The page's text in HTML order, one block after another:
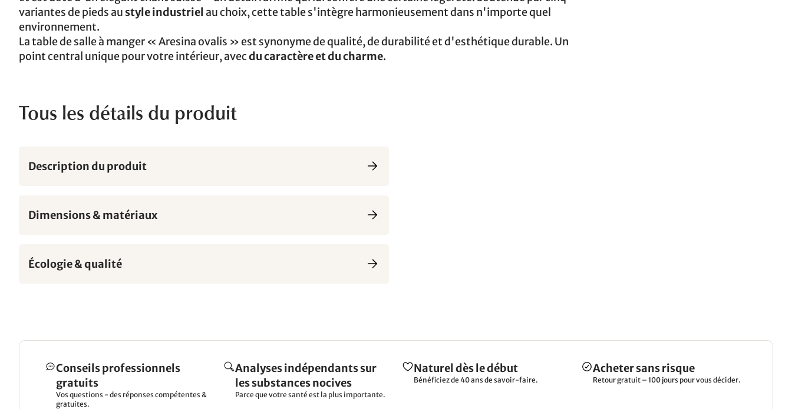
variantes de pieds au style industriel au choix, cette table s'intègre harmonieusement dans n'importe quel
environnement.
La table de salle à manger « Aresina ovalis » est synonyme de qualité, de durabilité et d'esthétique durable. Un
point central unique pour votre intérieur, avecdu caractère et du charme.
Tous les détails du produit
Description du produit
Dimensions & matériaux
Écologie & qualité
Conseils professionnels
gratuits
Vos questions - des réponses compétentes &
gratuites.
Analyses indépendants sur
les substances nocives
Parce que votre santé est la plus importante.
Naturel dès le début
Bénéficiez de 40 ans de savoir-faire.
Acheter sans risque
Retour gratuit – 100 jours pour vous décider.